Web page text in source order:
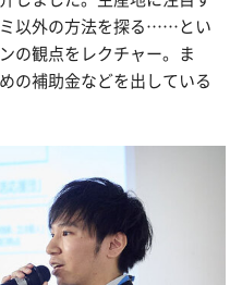
以外の方法を探る……とい
の観点をレクチャー。ま
の補助金などを出している